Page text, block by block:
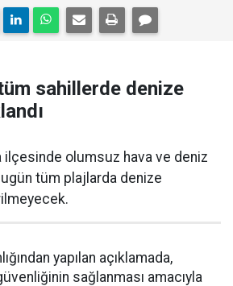
sahillerde denize
ilçesinde olumsuz hava ve deniz
tüm plajlarda denize
yapılan açıklamada,
sağlanması amacıyla